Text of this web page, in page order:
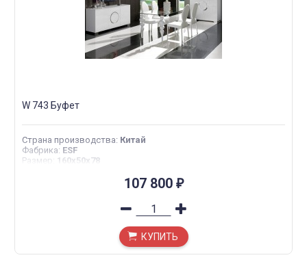
W 743 Буфет
Страна производства: Китай
Фабрика: ESF
Размер : 160x50x78
107 800 ₽
КУПИТЬ